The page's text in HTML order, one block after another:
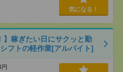
気になる！
】稼ぎたい日にサクッと勤
フトの軽作業[アルバイト]